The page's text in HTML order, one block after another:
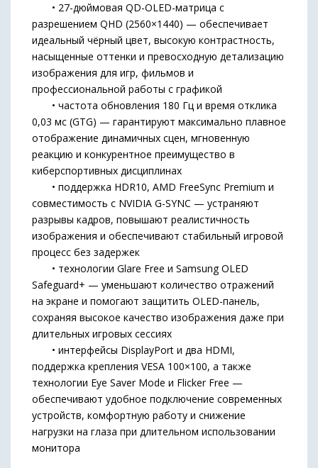
• 27-дюймовая QD-OLED-матрица с
разрешением QHD (2560×1440) — обеспечивает
идеальный чёрный цвет, высокую контрастность,
насыщенные оттенки и превосходную детализацию
изображения для игр, фильмов и
профессиональной работы с графикой
• частота обновления 180 Гц и время отклика
0,03 мс (GTG) — гарантируют максимально плавное
отображение динамичных сцен, мгновенную
реакцию и конкурентное преимущество в
киберспортивных дисциплинах
• поддержка HDR10, AMD FreeSync Premium и
совместимость с NVIDIA G-SYNC — устраняют
разрывы кадров, повышают реалистичность
изображения и обеспечивают стабильный игровой
процесс без задержек
• технологии Glare Free и Samsung OLED
Safeguard+ — уменьшают количество отражений
на экране и помогают защитить OLED-панель,
сохраняя высокое качество изображения даже при
длительных игровых сессиях
• интерфейсы DisplayPort и два HDMI,
поддержка крепления VESA 100×100, а также
технологии Eye Saver Mode и Flicker Free —
обеспечивают удобное подключение современных
устройств, комфортную работу и снижение
нагрузки на глаза при длительном использовании
монитора